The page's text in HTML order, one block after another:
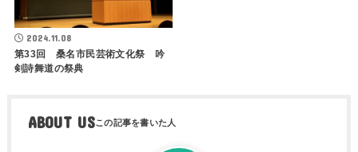
2024.11.08
第33回 桑名市民芸術文化祭 吟
剣詩舞道の祭典
ABOUT US